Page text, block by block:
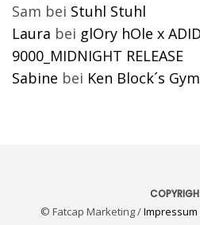
Sam bei Stuhl Stuhl
Laura bei glOry hOle x
9000_MIDNIGHT RELEASE
Sabine bei Ken Block´s
© Fatcap Marketing /Impressum